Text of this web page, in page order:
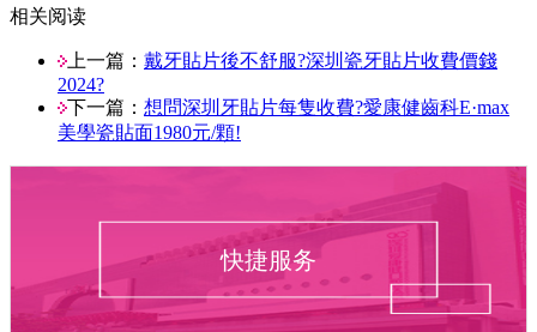
相关阅读
上一篇： 戴牙貼片後不舒服?深圳瓷牙貼片收費價錢
2024?
下一篇： 想問深圳牙貼片每隻收費?愛康健齒科E·max
美學瓷貼面1980元/顆!
快捷服务